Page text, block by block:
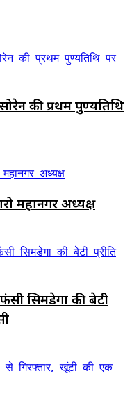
की प्रथम पुण्यतिथि
महानगर अध्यक्ष
सिमडेगा की बेटी